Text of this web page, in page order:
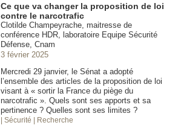
Ce que va changer la proposition de loi
contre le narcotrafic
Clotilde Champeyrache, maitresse de
conférence HDR, laboratoire Equipe Sécurité
Défense, Cnam
3 février 2025
Mercredi 29 janvier, le Sénat a adopté
l’ensemble des articles de la proposition de loi
visant à « sortir la France du piège du
narcotrafic ». Quels sont ses apports et sa
pertinence ? Quelles sont ses limites ?
| Sécurité | Recherche